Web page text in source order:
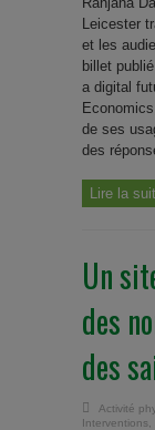
Leicester
et les
billet
a digital
de ses
des
Lire la
Un
des
des
Activité
Interventions